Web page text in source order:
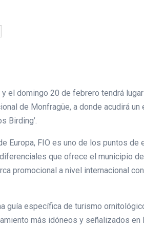
el domingo 20 de febrero tendrá
de Monfragüe, a donde acudirá
Birding’.
Europa, FIO es uno de los puntos de
que ofrece el municipio
promocional a nivel internacional
guía específica de turismo
más idóneos y señalizados en